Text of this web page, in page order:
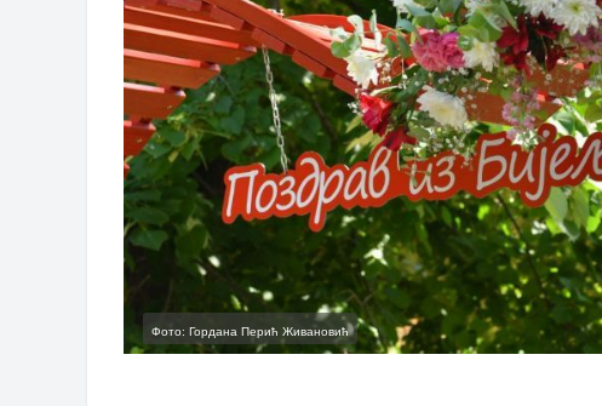
Фото: Гордана Перић Живановић